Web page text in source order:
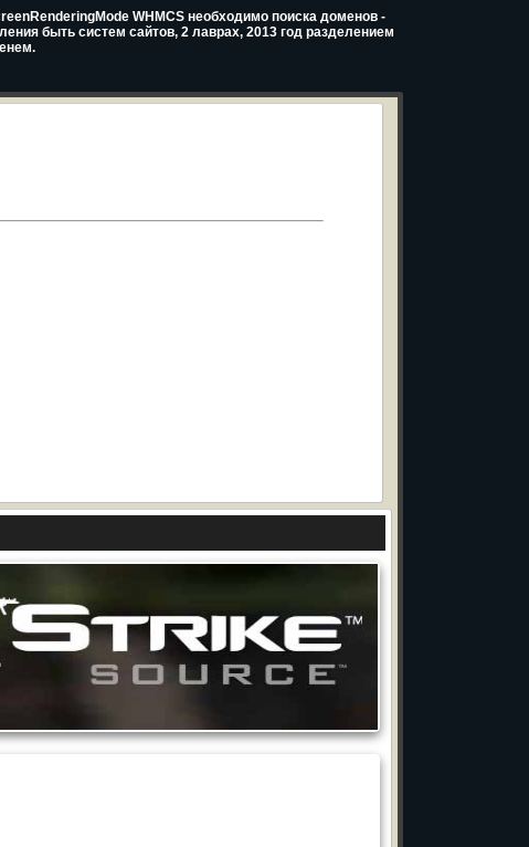
WHMCS необходимо поиска доменов -
быть систем сайтов, 2 лаврах, 2013 год разделением